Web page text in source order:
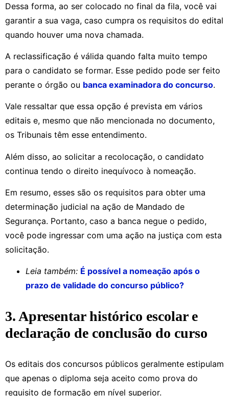
Dessa forma, ao ser colocado no final da fila, você vai
garantir a sua vaga, caso cumpra os requisitos do edital
quando houver uma nova chamada.
A reclassificação é válida quando falta muito tempo
para o candidato se formar. Esse pedido pode ser feito
perante o órgão ou banca examinadora do concurso.
Vale ressaltar que essa opção é prevista em vários
editais e, mesmo que não mencionada no documento,
os Tribunais têm esse entendimento.
Além disso, ao solicitar a recolocação, o candidato
continua tendo o direito inequívoco à nomeação.
Em resumo, esses são os requisitos para obter uma
determinação judicial na ação de Mandado de
Segurança. Portanto, caso a banca negue o pedido,
você pode ingressar com uma ação na justiça com esta
solicitação.
Leia também: É possível a nomeação após o
prazo de validade do concurso público?
3. Apresentar histórico escolar e
declaração de conclusão do curso
Os editais dos concursos públicos geralmente estipulam
que apenas o diploma seja aceito como prova do
requisito de formação em nível superior.